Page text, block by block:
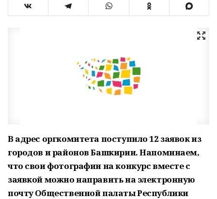
В адрес оргкомитета поступило 12 заявок из
городов и районов Башкирии. Напоминаем,
что свои фотографии на конкурс вместе с
заявкой можно направить на электронную
почту Общественной палаты Республики